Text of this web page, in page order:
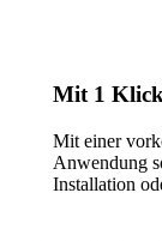
Mit 1
Mit einer
Anwendung
Installation